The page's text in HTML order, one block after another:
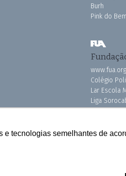
e tecnologias semelhantes de
Burh
Pink do
Colégio
Lar Escola
Liga
Vila dos